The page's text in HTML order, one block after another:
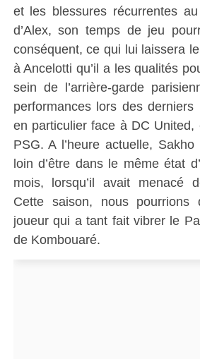
et les blessures récurrentes
d’Alex, son temps de jeu
conséquent, ce qui lui laissera
à Ancelotti qu’il a les qualités
sein de l’arrière-garde
performances lors des derniers
en particulier face à DC
PSG. A l’heure actuelle,
loin d’être dans le même état
mois, lorsqu’il avait menacé
Cette saison, nous pourrions
joueur qui a tant fait vibrer le
de Kombouaré.